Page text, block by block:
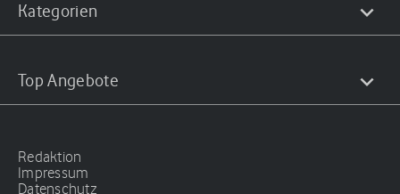
Kategorien
Top Angebote
Redaktion
Impressum
Datenschutz